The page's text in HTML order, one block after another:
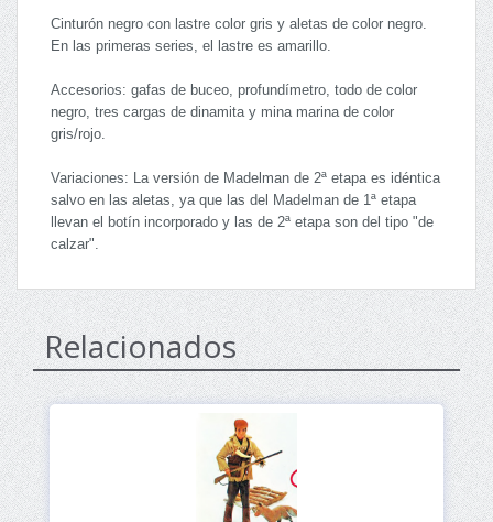
Cinturón negro con lastre color gris y aletas de color negro.
En las primeras series, el lastre es amarillo.
Accesorios: gafas de buceo, profundímetro, todo de color
negro, tres cargas de dinamita y mina marina de color
gris/rojo.
Variaciones: La versión de Madelman de 2ª etapa es idéntica
salvo en las aletas, ya que las del Madelman de 1ª etapa
llevan el botín incorporado y las de 2ª etapa son del tipo "de
calzar".
Relacionados
Ver